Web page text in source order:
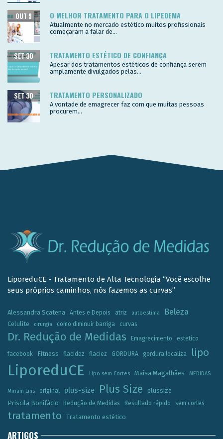
O MELHOR TRATAMENTO PARA O LIPEDEMA
OUT 9
Atualmente no mercado estético muitos profissionais
começaram a falar de...
TRATAMENTO ESTÉTICO DE CONFIANÇA
SET 30
Apesar dos tratamentos estéticos de confiança serem
amplamente divulgados pelas...
TRATAMENTO PERSONALIZADO
SET 30
A vontade de emagrecer faz com que muitas pessoas
procurem...
LiporeduCE - Tratamento de Alta Tecnologia “Você escolhe
seus próprios caminhos, nós fazemos as curvas”
Alessandra Scatena Antes e Depois atriz autoestima Beleza
Celulite cirurgia como diminuir barriga curvas
Dr. Redução de Medidas Emagrecimento estetico
facebook Fitness flacidez flaciez GORDURA gordura localiza lipo
LiporeduCE Lipo sem Cortes Maísa Magalhães MEDIDAS
Miriam Lins original plus-size Plus Size
plussize
Priscila Bonifácio
Redução de Medidas Resultado rápido sem cortes
tratamento Tratamento estético
ARTIGOS